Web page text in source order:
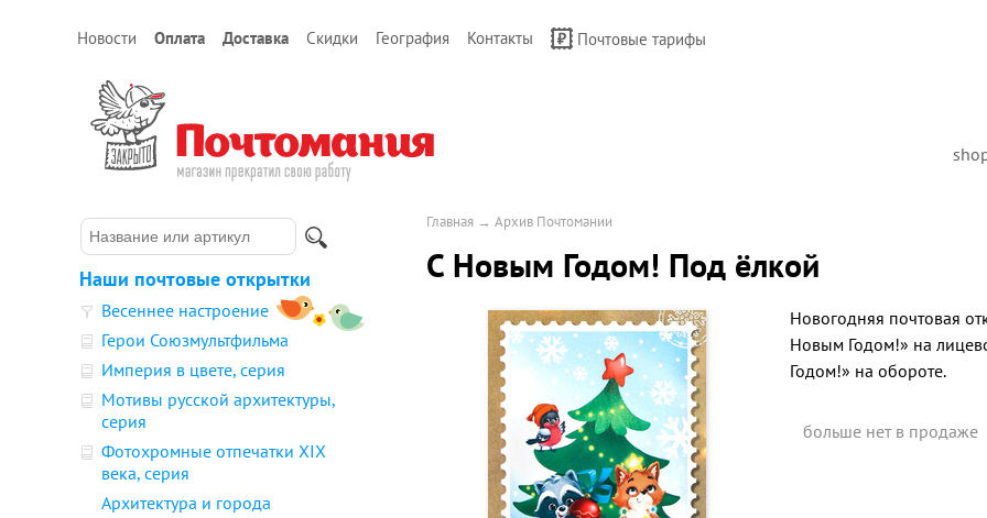
Новости Оплата Доставка Скидки География Контакты Почтовые тарифы
Наши почтовые открытки
Весеннее настроение
Герои Союзмультфильма
Империя в цвете, серия
Мотивы русской архитектуры,
серия
Фотохромные отпечатки XIX
века, серия
Архитектура и города
Главная → Архив Почтомании
С Новым Годом! Под ёлкой
Новогодняя почтовая
Новым Годом!» на
Годом!» на обороте.
больше нет в продаже